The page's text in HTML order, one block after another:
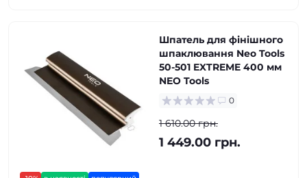
Шпатель для фінішного
шпаклювання Neo Tools
50-501 EXTREME 400 мм
NEO Tools
0
1 610.00 грн.
1 449.00 грн.